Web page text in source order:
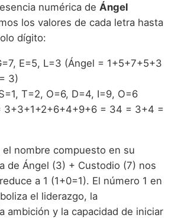
numérica de Ángel
los valores de cada letra hasta
dígito:
E=5, L=3 (Ángel = 1+5+7+5+3
3)
T=2, O=6, D=4, I=9, O=6
3+3+1+2+6+4+9+6 = 34 = 3+4 =
el nombre compuesto en su
de Ángel (3) + Custodio (7) nos
a 1 (1+0=1). El número 1 en
el liderazgo, la
ambición y la capacidad de iniciar